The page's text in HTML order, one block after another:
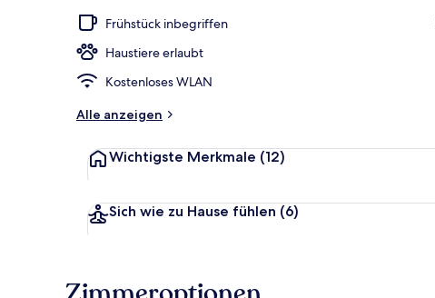
Frühstück inbegriffen
Haustiere erlaubt
Kostenloses WLAN
Alle anzeigen
Wichtigste Merkmale (12)
Sich wie zu Hause fühlen (6)